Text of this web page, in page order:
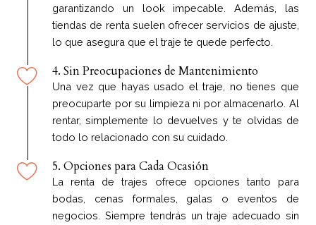
garantizando un look impecable. Además, las
tiendas de renta suelen ofrecer servicios de ajuste,
lo que asegura que el traje te quede perfecto.
4. Sin Preocupaciones de Mantenimiento
Una vez que hayas usado el traje, no tienes que
preocuparte por su limpieza ni por almacenarlo. Al
rentar, simplemente lo devuelves y te olvidas de
todo lo relacionado con su cuidado.
5. Opciones para Cada Ocasión
La renta de trajes ofrece opciones tanto para
bodas, cenas formales, galas o eventos de
negocios. Siempre tendrás un traje adecuado sin